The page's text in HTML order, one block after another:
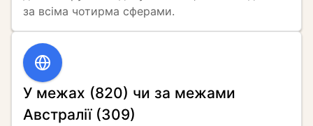
за всіма чотирма сферами.
У межах (820) чи за межами
Австралії (309)